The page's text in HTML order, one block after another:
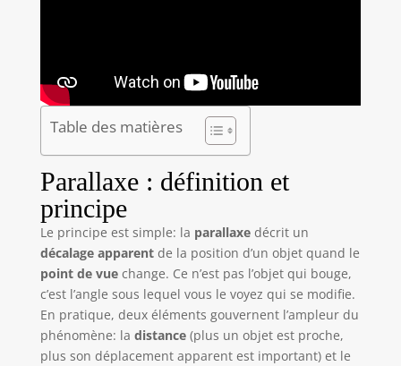
Table des matières
Parallaxe : définition et
principe
Le principe est simple: la parallaxedécrit un
décalage apparentde la position d’un objet quand le
point de vuechange. Ce n’est pas l’objet qui bouge,
c’est l’angle sous lequel vous le voyez qui se modifie.
En pratique, deux éléments gouvernent l’ampleur du
phénomène: la distance(plus un objet est proche,
plus son déplacement apparent est important) et le